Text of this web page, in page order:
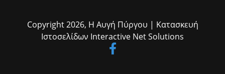
Copyright 2026, Η Αυγή Πύργου | Κατασκευή
Ιστοσελίδων Interactive Net Solutions